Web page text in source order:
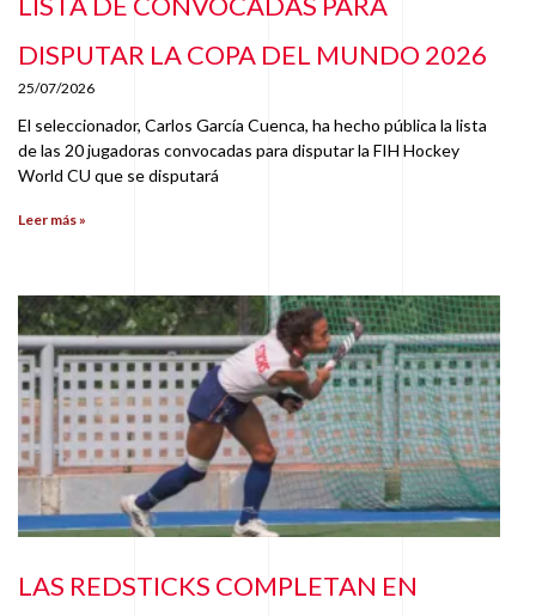
DISPUTAR LA COPA DEL MUNDO 2026
25/07/2026
El seleccionador, Carlos García Cuenca, ha hecho pública la lista
de las 20 jugadoras convocadas para disputar la FIH Hockey
World CU que se disputará
Leer más »
LAS REDSTICKS COMPLETAN EN